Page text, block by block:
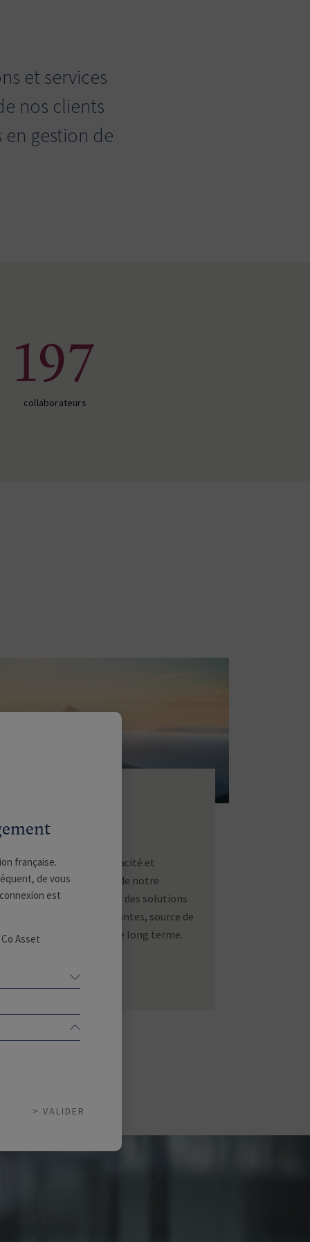
et services
nos clients
gestion de
197
collaborateurs
structurantes
Responsabilité, perspicacité et
créativité sont au cœur de notre
approche, pour élaborer des solutions
d'investissement innovantes, source de
création de valeurs sur le long terme.
française.
de vous
est
Asset
lequel leur
VALIDER